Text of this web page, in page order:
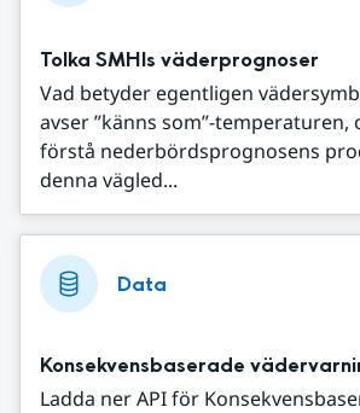
Tolka SMHIs väderprognoser
Vad betyder egentligen
avser ”känns som”-temperaturen,
förstå nederbördsprognosens
denna vägled...
Data
Konsekvensbaserade
Ladda ner API för